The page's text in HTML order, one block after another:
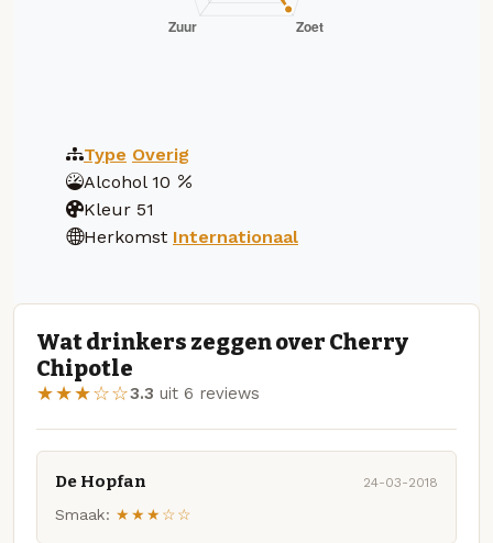
Type Overig
Alcohol 10
Kleur 51
Herkomst Internationaal
Wat drinkers zeggen over Cherry
Chipotle
★★★☆☆3.3 uit 6 reviews
De Hopfan 24-03-2018
Smaak: ★★★☆☆